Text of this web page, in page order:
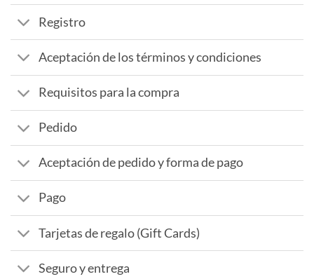
Registro
Aceptación de los términos y condiciones
Requisitos para la compra
Pedido
Aceptación de pedido y forma de pago
Pago
Tarjetas de regalo (Gift Cards)
Seguro y entrega